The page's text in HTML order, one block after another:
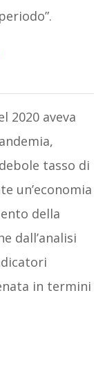
2020 aveva
tasso di
un’economia
della
dall’analisi
in termini